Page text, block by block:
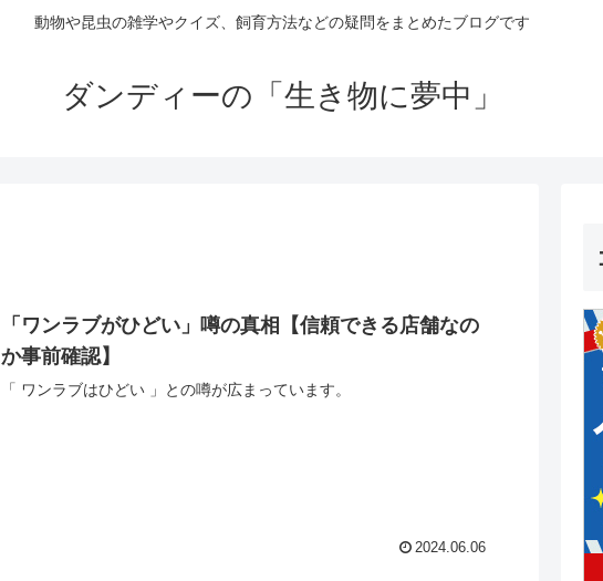
動物や昆虫の雑学やクイズ、飼育方法などの疑問をまとめたブログです
ダンディーの「生き物に夢中」
「ワンラブがひどい」噂の真相【信頼できる店舗なの
か事前確認】
「 ワンラブはひどい 」との噂が広まっています。
2024.06.06